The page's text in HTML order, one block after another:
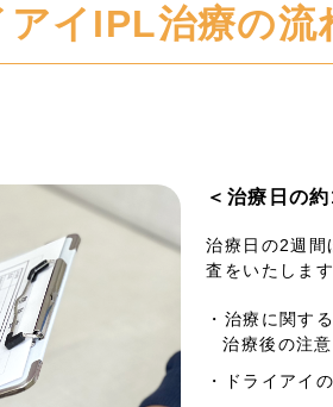
アイIPL治療の流
＜治療日の
治療日の2週間
査をいたします
・治療に関す
治療後の注意
・ドライアイ